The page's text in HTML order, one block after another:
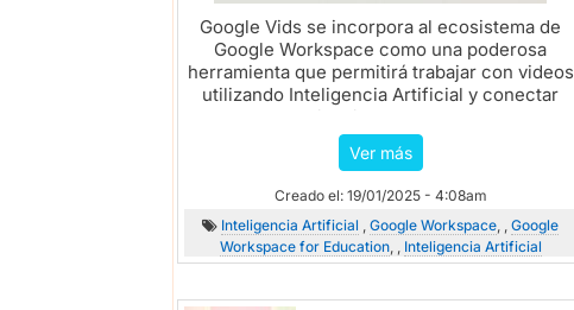
Google Vids se incorpora al ecosistema de
Google Workspace como una poderosa
herramienta que permitirá trabajar con videos
utilizando Inteligencia Artificial y conectar
Ver más
Creado el: 19/01/2025 - 4:08am
Inteligencia Artificial , Google Workspace, , Google
Workspace for Education, , Inteligencia Artificial